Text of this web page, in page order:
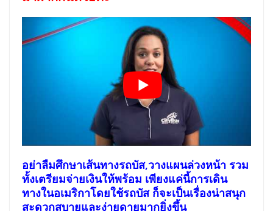
อย่าลืมศึกษาเส้นทางรถบัส,วางแผนล่วงหน้า รวม
ทั้งเตรียมจ่ายเงินให้พร้อม เพียงแค่นี้การเดิน
ทางในอเมริกาโดยใช้รถบัส ก็จะเป็นเรื่องน่าสนุก
สะดวกสบายและง่ายดายมากยิ่งขึ้น